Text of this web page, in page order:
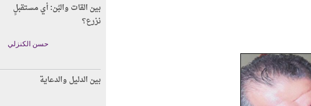
بين القات والبُن: أي مستقبلٍ
نزرع؟
حسن الكنزلي
بين الدليل والدعاية